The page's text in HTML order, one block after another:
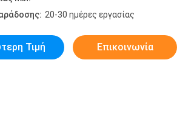
20-30 ημέρες εργασίας
Τιμή Επικοινωνία